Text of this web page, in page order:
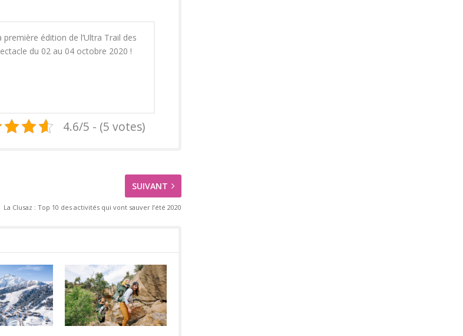
édition de l’Ultra Trail des
du 02 au 04 octobre 2020 !
4.6/5 - (5 votes)
SUIVANT
La Clusaz : Top 10 des activités qui vont sauver l’été 2020